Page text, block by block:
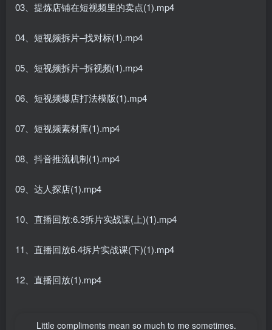
03、提炼店铺在短视频里的卖点(1).mp4
04、短视频拆片–找对标(1).mp4
05、短视频拆片–拆视频(1).mp4
06、短视频爆店打法模版(1).mp4
07、短视频素材库(1).mp4
08、抖音推流机制(1).mp4
09、达人探店(1).mp4
10、直播回放:6.3拆片实战课(上)(1).mp4
11、直播回放6.4拆片实战课(下)(1).mp4
12、直播回放(1).mp4
Little compliments mean so much to me sometimes.